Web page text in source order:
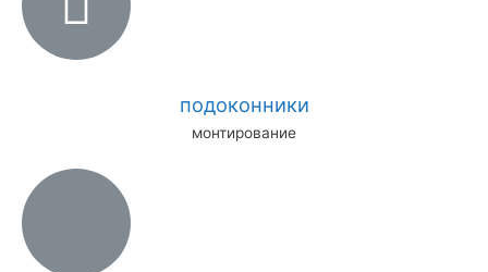
подоконники
монтирование